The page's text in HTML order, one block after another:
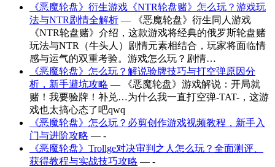
《恶魔轮盘》衍生游戏《NTR轮盘赌》怎么玩？游戏玩
法与NTR剧情全解析 — 《恶魔轮盘》衍生同人游戏
《NTR轮盘赌》介绍，这款游戏将经典的俄罗斯轮盘赌
玩法与NTR（牛头人）剧情元素相结合，玩家将面临情
感与运气的双重考验。游戏怎么玩？剧情…
《恶魔轮盘》怎么玩？解说验牌技巧与打空弹原因分
析，新手避坑攻略 — 《恶魔轮盘》游戏解说：开局就
赌！我要验牌！补兑…为什么我一直打空弹-TAT-，这游
戏也太搞心态了吧qwq
《恶魔轮盘》怎么玩？必剪创作游戏视频教程，新手入
门与进阶攻略 — -
《恶魔轮盘》Trollge对决审判之人怎么玩？全面测评、
获得教程与实战技巧攻略 — -